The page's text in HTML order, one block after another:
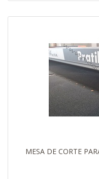
MESA DE CORTE